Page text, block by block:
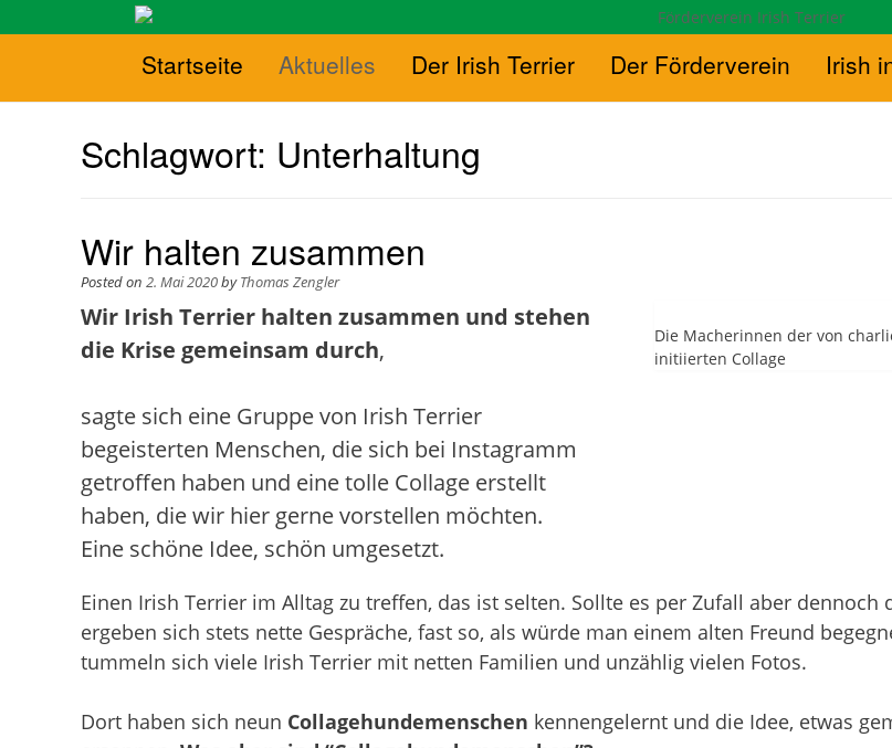
Startseite Aktuelles Der Irish Terrier Der Förderverein Irish
Schlagwort: Unterhaltung
Wir halten zusammen
Posted on 2. Mai 2020byThomas Zengler
Wir Irish Terrier halten zusammen und stehen
die Krise gemeinsam durch,
sagte sich eine Gruppe von Irish Terrier
begeisterten Menschen, die sich bei Instagramm
getroffen haben und eine tolle Collage erstellt
haben, die wir hier gerne vorstellen möchten.
Eine schöne Idee, schön umgesetzt.
Die Macherinnen der von
initiierten Collage
Einen Irish Terrier im Alltag zu treffen, das ist selten. Sollte es per Zufall aber dennoch
ergeben sich stets nette Gespräche, fast so, als würde man einem alten Freund
tummeln sich viele Irish Terrier mit netten Familien und unzählig vielen Fotos.
Dort haben sich neun Collagehundemenschen kennengelernt und die Idee, etwas